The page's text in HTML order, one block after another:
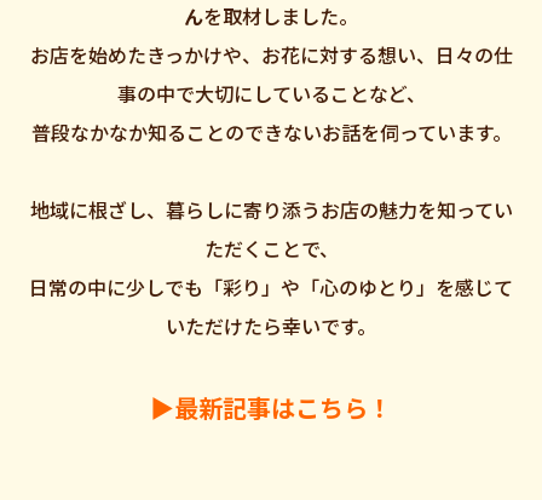
んを取材しました。
お店を始めたきっかけや、お花に対する想い、日々の仕
事の中で大切にしていることなど、
普段なかなか知ることのできないお話を伺っています。
地域に根ざし、暮らしに寄り添うお店の魅力を知ってい
ただくことで、
日常の中に少しでも「彩り」や「心のゆとり」を感じて
いただけたら幸いです。
▶最新記事はこちら！